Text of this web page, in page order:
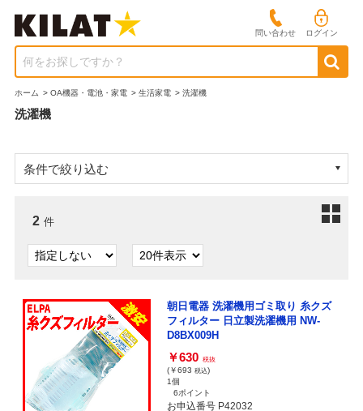
問い合わせ ログイン
何をお探しですか？
ホーム > OA機器・電池・家電 > 生活家電 > 洗濯機
洗濯機
条件で絞り込む
2 件
朝日電器 洗濯機用ゴミ取り 糸クズ
フィルター 日立製洗濯機用 NW-
D8BX009H
￥630 税抜
(￥693 税込)
1個
6ポイント
お申込番号 P42032